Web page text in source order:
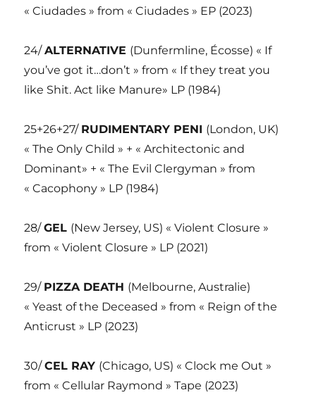
« Ciudades » from « Ciudades » EP (2023)
24/ALTERNATIVE (Dunfermline, Écosse) « If
you’ve got it…don’t » from « If they treat you
like Shit. Act like Manure» LP (1984)
25+26+27/ RUDIMENTARY PENI (London, UK)
« The Only Child » + « Architectonic and
Dominant» + « The Evil Clergyman » from
« Cacophony » LP (1984)
28/GEL (New Jersey, US) « Violent Closure »
from « Violent Closure » LP (2021)
29/ PIZZA DEATH (Melbourne, Australie)
« Yeast of the Deceased » from « Reign of the
Anticrust » LP (2023)
30/CEL RAY (Chicago, US) « Clock me Out »
from « Cellular Raymond » Tape (2023)